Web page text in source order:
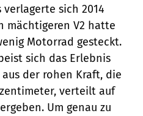
sich 2014
mächtigeren V2 hatte
Motorrad gesteckt.
sich das Erlebnis
der rohen Kraft, die
verteilt auf
Um genau zu